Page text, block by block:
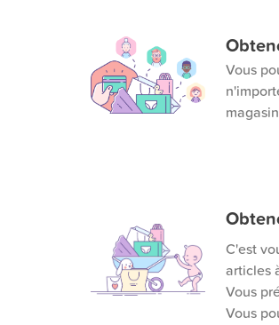
Vous
C'est
articles
Vous
Vous